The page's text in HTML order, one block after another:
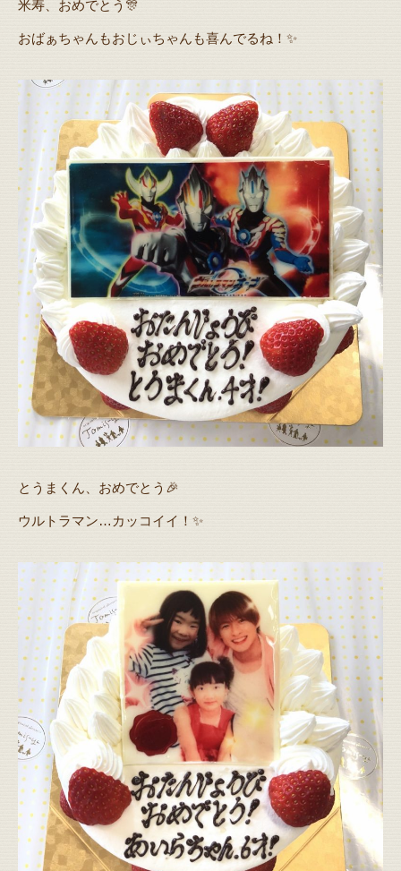
米寿、おめでとう🎊
おばぁちゃんもおじぃちゃんも喜んでるね！✨
とうまくん、おめでとう🎉
ウルトラマン…カッコイイ！✨